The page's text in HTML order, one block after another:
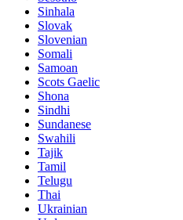
Sinhala
Slovak
Slovenian
Somali
Samoan
Scots Gaelic
Shona
Sindhi
Sundanese
Swahili
Tajik
Tamil
Telugu
Thai
Ukrainian